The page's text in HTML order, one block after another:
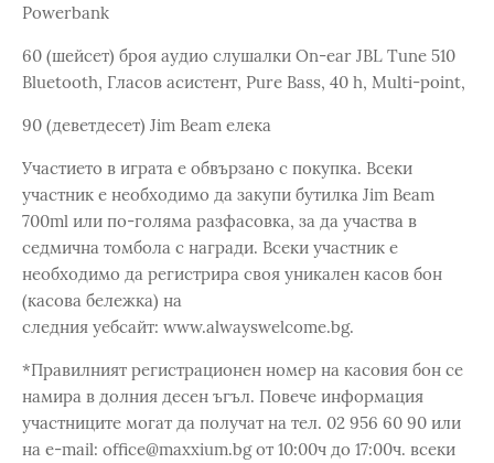
Powerbank
60 (шейсет) броя аудио слушалки On-ear JBL Tune 510
Bluetooth, Гласов асистент, Pure Bass, 40 h, Multi-point,
90 (деветдесет) Jim Beam елека
Участието в играта е обвързано с покупка. Всеки
участник е необходимо да закупи бутилка Jim Beam
700ml или по-голяма разфасовка, за да участва в
седмична томбола с награди. Всеки участник е
необходимо да регистрира своя уникален касов бон
(касова бележка) на
следния уебсайт: www.alwayswelcome.bg.
*Правилният регистрационен номер на касовия бон се
намира в долния десен ъгъл. Повече информация
участниците могат да получат на тел. 02 956 60 90 или
на e-mail: office@maxxium.bg от 10:00ч до 17:00ч. всеки